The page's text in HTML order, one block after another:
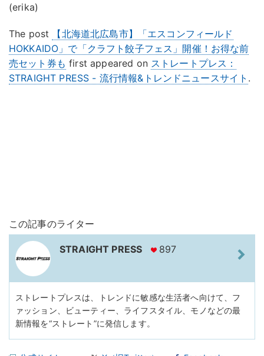
(erika)
The post
【北海道北広島市】「エスコンフィールド
HOKKAIDO」で「クラフト餃子フェス」開催！お得な前
売セット券も first appeared on ストレートプレス：
STRAIGHT PRESS - 流行情報&トレンドニュースサイト .
この記事のライター
STRAIGHT PRESS 897
ストレートプレスは、トレンドに敏感な生活者へ向けて、フ
ァッション、ビューティー、ライフスタイル、モノなどの最
新情報を“ストレート”に発信します。